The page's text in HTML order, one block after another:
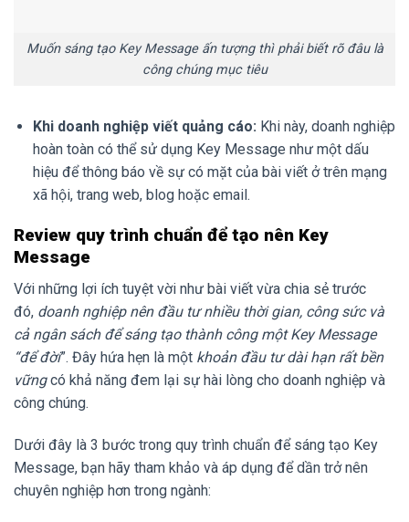
Muốn sáng tạo Key Message ấn tượng thì phải biết rõ đâu là
công chúng mục tiêu
Khi doanh nghiệp viết quảng cáo: Khi này, doanh nghiệp
hoàn toàn có thể sử dụng Key Message như một dấu
hiệu để thông báo về sự có mặt của bài viết ở trên mạng
xã hội, trang web, blog hoặc email.
Review quy trình chuẩn để tạo nên Key
Message
Với những lợi ích tuyệt vời như bài viết vừa chia sẻ trước
đó, doanh nghiệp nên đầu tư nhiều thời gian, công sức và
cả ngân sách để sáng tạo thành công một Key Message
“để đời”. Đây hứa hẹn là một khoản đầu tư dài hạn rất bền
vữngcó khả năng đem lại sự hài lòng cho doanh nghiệp và
công chúng.
Dưới đây là 3 bước trong quy trình chuẩn để sáng tạo Key
Message, bạn hãy tham khảo và áp dụng để dần trở nên
chuyên nghiệp hơn trong ngành: